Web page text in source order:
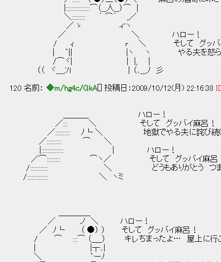
|::::::::::::::::⌒（__人__）⌒ |
＼::::::::: ｀ ⌒´ ,／
／ ゝ ィ'ヽ
／ ＼ ハロー！
/ ｨ r ＼ そして グッバイ麻
| `|| |ヽ ヽ やる夫を怒らせたお前
/⌒ヾ| | |, |
（（ ヾ___,ｿl │（､__,ﾉ 彡
120 名前： ◆m/hg4c/GkA[] 投稿日：2009/10/12(月) 22:16:38
＿＿＿_ ハロー！
／::: ＼ そして グッバイ麻呂！
／:::::::::: ﾉ└ ＼ 地獄でやる夫に詫び続け
／:::::::::: ⌒ ＼
|::::::::::::::: | ハロー！
／⌒::::::::: ⌒ヽ／ そして グッバイ麻呂
/:::::::::::: ＼ どうもありがとう つまら
/:::::::::::::: ＼ ヽミ
／ ノ ＼ ハロー！
／ ﾉ└ （ ●） ） そして グッバイ麻呂！
/ ⌒ :::⌒ （＿_） キレちまったよ… 屋上に行こ
| |┬､|
＼ `ーﾉ